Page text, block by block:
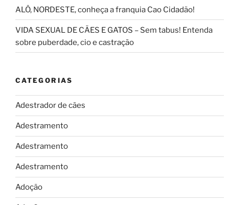
ALÔ, NORDESTE, conheça a franquia Cao Cidadão!
VIDA SEXUAL DE CÃES E GATOS – Sem tabus! Entenda
sobre puberdade, cio e castração
CATEGORIAS
Adestrador de cães
Adestramento
Adestramento
Adestramento
Adoção